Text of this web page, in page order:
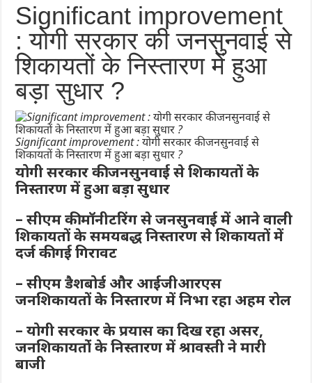
Significant improvement
: योगी सरकार की जनसुनवाई से
शिकायतों के निस्तारण में हुआ
बड़ा सुधार ?
Significant improvement : योगी सरकार की जनसुनवाई से
शिकायतों के निस्तारण में हुआ बड़ा सुधार ?
योगी सरकार की जनसुनवाई से शिकायतों के
निस्तारण में हुआ बड़ा सुधार
– सीएम की मॉनीटरिंग से जनसुनवाई में आने वाली
शिकायतों के समयबद्ध निस्तारण से शिकायतों में
दर्ज की गई गिरावट
– सीएम डैशबोर्ड और आईजीआरएस
जनशिकायतों के निस्तारण में निभा रहा अहम रोल
– योगी सरकार के प्रयास का दिख रहा असर,
जनशिकायतोंं के निस्तारण में श्रावस्ती ने मारी
बाजी